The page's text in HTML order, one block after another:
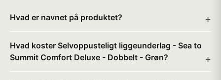
Hvad er navnet på produktet?
Hvad koster Selvoppusteligt liggeunderlag - Sea to
Summit Comfort Deluxe - Dobbelt - Grøn?